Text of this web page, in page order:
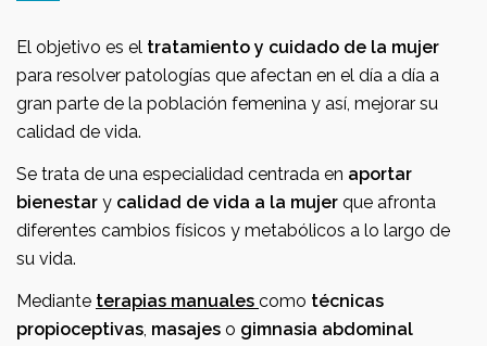
El objetivo es el tratamiento y cuidado de la mujer
para resolver patologías que afectan en el día a día a
gran parte de la población femenina y así, mejorar su
calidad de vida.
Se trata de una especialidad centrada en aportar
bienestar y calidad de vida a la mujer que afronta
diferentes cambios físicos y metabólicos a lo largo de
su vida.
Mediante terapias manuales como técnicas
propioceptivas, masajes o gimnasia abdominal